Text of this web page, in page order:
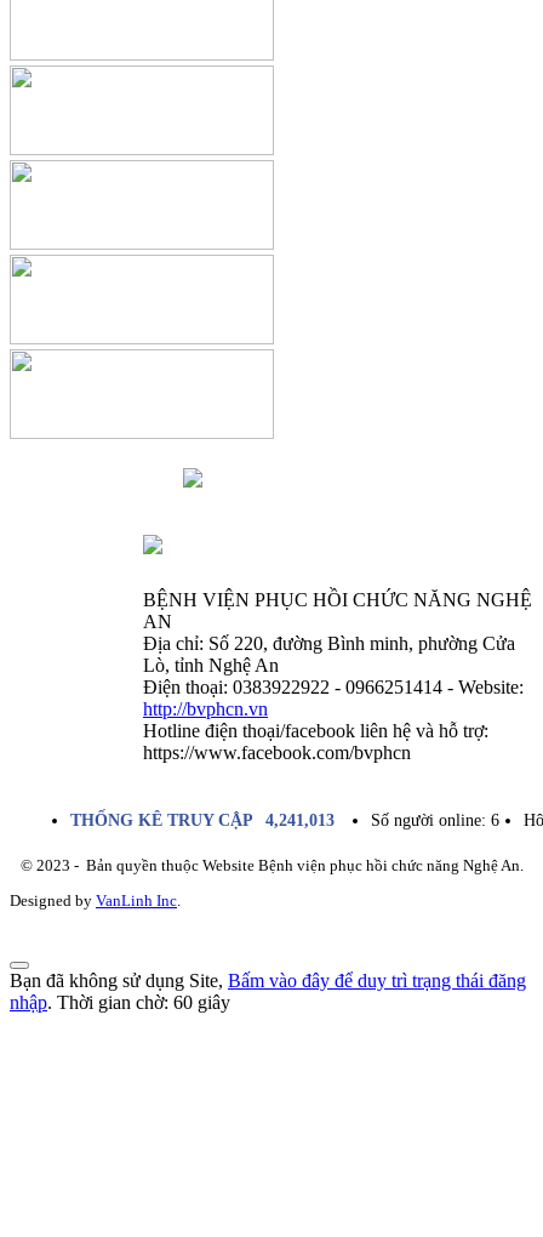
BỆNH VIỆN PHỤC HỒI CHỨC NĂNG NGHỆ
AN
Địa chỉ: Số 220, đường Bình minh, phường Cửa
Lò, tỉnh Nghệ An
Điện thoại: 0383922922 - 0966251414 - Website:
http://bvphcn.vn
Hotline điện thoại/facebook liên hệ và hỗ trợ:
https://www.facebook.com/bvphcn
THỐNG KÊ TRUY CẬP 4,241,013 Số người online: 6
© 2023 - Bản quyền thuộc Website Bệnh viện phục hồi chức năng Nghệ An.
Designed by VanLinh Inc.
Bạn đã không sử dụng Site, Bấm vào đây để duy trì trạng thái đăng
nhập. Thời gian chờ: 60 giây